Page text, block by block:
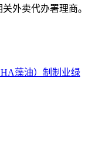
外卖代办署理商。
藻油）制制业绿